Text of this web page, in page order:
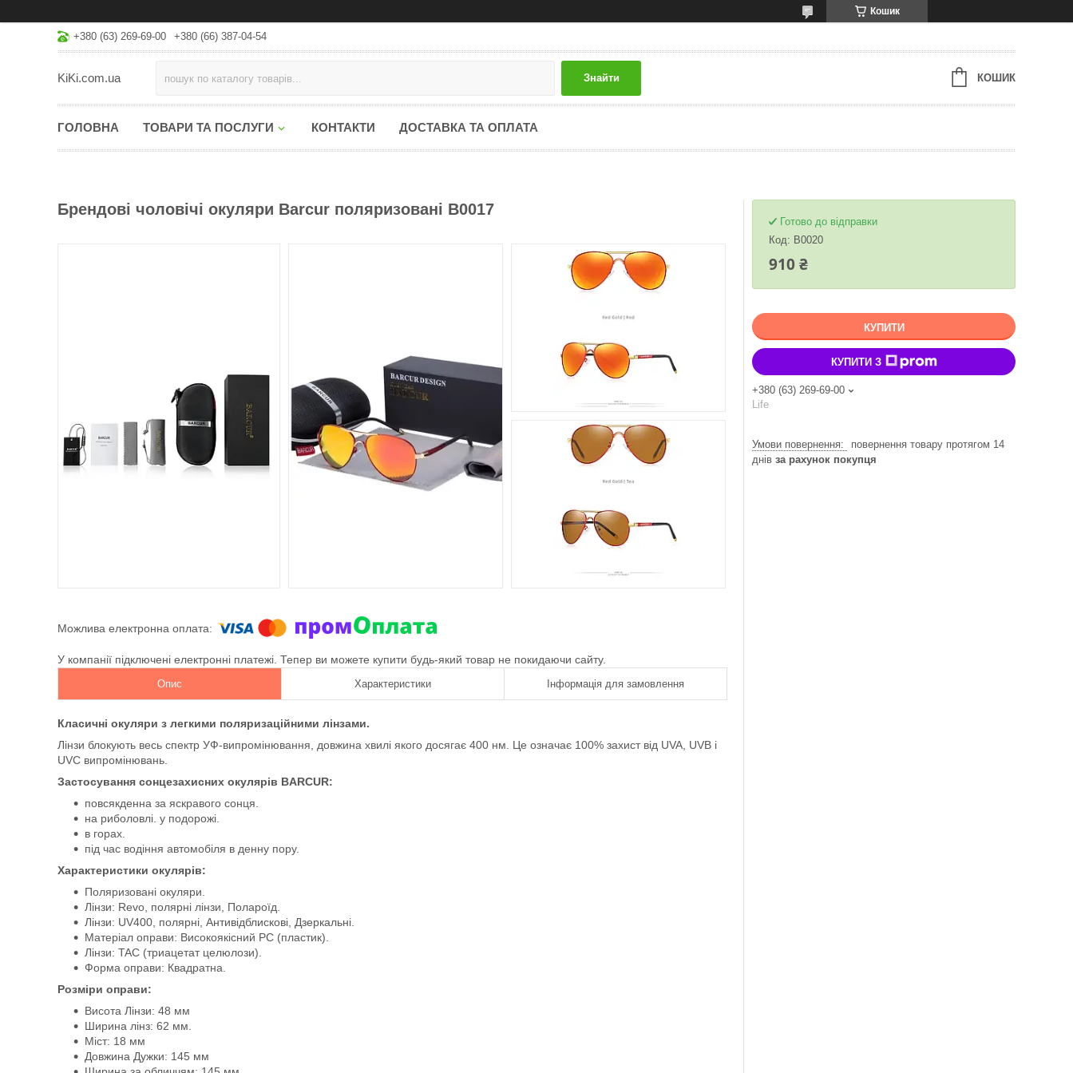
Кошик
+380 (63) 269-69-00 +380 (66) 387-04-54
KiKi.com.ua Знайти КОШИК
ГОЛОВНА ТОВАРИ ТА ПОСЛУГИ КОНТАКТИ ДОСТАВКА ТА ОПЛАТА
Брендові чоловічі окуляри Barcur поляризовані В0017
У компанії підключені електронні платежі. Тепер ви можете купити будь-який товар не покидаючи сайту.
Опис Характеристики Інформація для замовлення
Класичні окуляри з легкими поляризаційними лінзами.
Лінзи блокують весь спектр УФ-випромінювання, довжина хвилі якого досягає 400 нм. Це означає 100% захист від UVA, UVB і
UVC випромінювань.
Застосування сонцезахисних окулярів BARCUR:
повсякденна за яскравого сонця.
на риболовлі. у подорожі.
в горах.
під час водіння автомобіля в денну пору.
Характеристики окулярів:
Поляризовані окуляри.
Лінзи: Revo, полярні лінзи, Полароїд.
Лінзи: UV400, полярні, Антивідблискові, Дзеркальні.
Матеріал оправи: Високоякісний PC (пластик).
Лінзи: TAC (триацетат целюлози).
Форма оправи: Квадратна.
Розміри оправи:
Висота Лінзи: 48 мм
Ширина лінз: 62 мм.
Міст: 18 мм
Довжина Дужки: 145 мм
Готово до відправки
Код: В0020
910 ₴
КУПИТИ
КУПИТИ З
+380 (63) 269-69-00
Life
повернення товару протягом 14
днів за рахунок покупця